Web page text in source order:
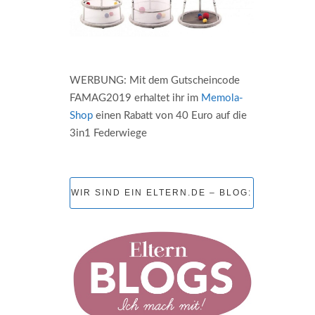
WERBUNG: Mit dem Gutscheincode
FAMAG2019 erhaltet ihr im Memola-
Shop einen Rabatt von 40 Euro auf die
3in1 Federwiege
WIR SIND EIN ELTERN.DE – BLOG: